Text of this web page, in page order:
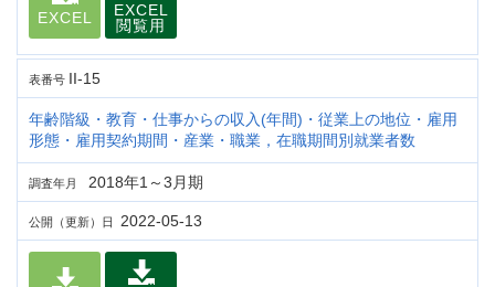
EXCEL
EXCEL
閲覧用
表番号 II-15
年齢階級・教育・仕事からの収入(年間)・従業上の地位・雇用
形態・雇用契約期間・産業・職業，在職期間別就業者数
調査年月 2018年1～3月期
公開（更新）日 2022-05-13